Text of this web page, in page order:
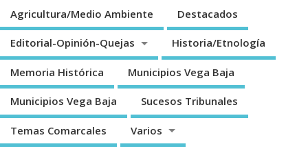
Agricultura/Medio Ambiente Destacados
Editorial-Opinión-Quejas Historia/Etnología
Memoria Histórica Municipios Vega Baja
Municipios Vega Baja Sucesos Tribunales
Temas Comarcales Varios